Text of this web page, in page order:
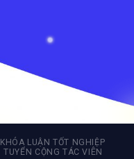
KHÓA LUẬN TỐT NGHIỆP
TUYỂN CỘNG TÁC VIÊN